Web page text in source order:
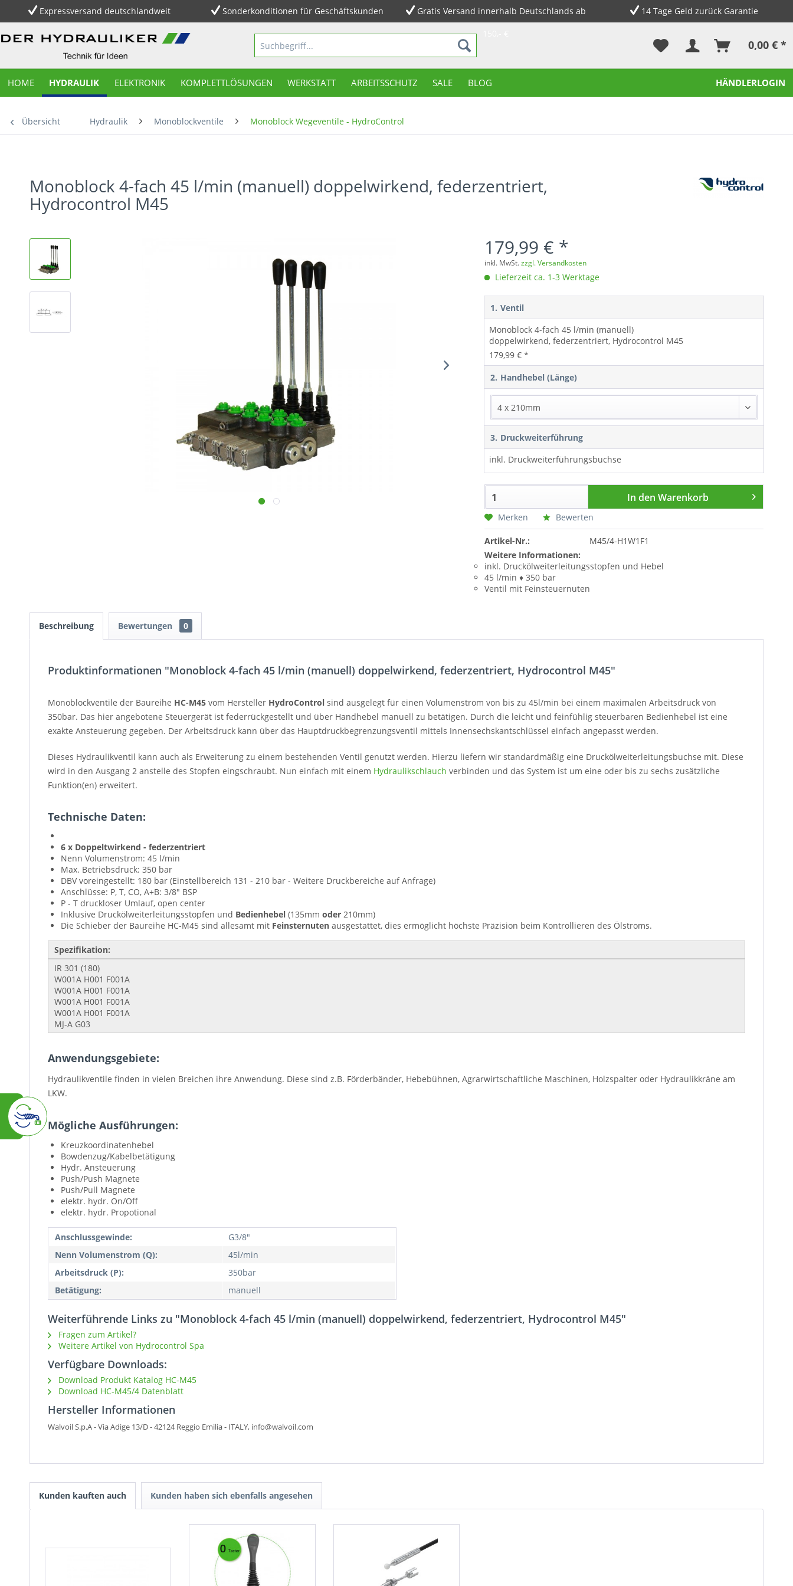
Expressversand deutschlandweit Sonderkonditionen für Geschäftskunden
Gratis Versand innerhalb Deutschlands ab
14 Tage Geld zurück Garantie
0,00 € *
HOME HYDRAULIK ELEKTRONIK KOMPLETTLÖSUNGEN WERKSTATT ARBEITSSCHUTZ SALE BLOG HÄNDLERLOGIN
Übersicht Hydraulik Monoblockventile Monoblock Wegeventile - HydroControl
Monoblock 4-fach 45 l/min (manuell) doppelwirkend, federzentriert,
Hydrocontrol M45
179,99 € *
inkl. MwSt.zzgl. Versandkosten
Lieferzeit ca. 1-3 Werktage
1. Ventil
Monoblock 4-fach 45 l/min (manuell)
doppelwirkend, federzentriert, Hydrocontrol M45
179,99 € *
2. Handhebel (Länge)
3. Druckweiterführung
inkl. Druckweiterführungsbuchse
In den Warenkorb
Merken Bewerten
Artikel-Nr.:
M45/4-H1W1F1
Weitere Informationen:
inkl. Druckölweiterleitungsstopfen und Hebel
45 l/min ♦ 350 bar
Ventil mit Feinsteuernuten
Beschreibung Bewertungen 0
Produktinformationen "Monoblock 4-fach 45 l/min (manuell) doppelwirkend, federzentriert, Hydrocontrol M45"
Monoblockventile der Baureihe HC-M45 vom Hersteller HydroControl sind ausgelegt für einen Volumenstrom von bis zu 45l/min bei einem maximalen Arbeitsdruck von
350bar. Das hier angebotene Steuergerät ist federrückgestellt und über Handhebel manuell zu betätigen. Durch die leicht und feinfühlig steuerbaren Bedienhebel ist eine
exakte Ansteuerung gegeben. Der Arbeitsdruck kann über das Hauptdruckbegrenzungsventil mittels Innensechskantschlüssel einfach angepasst werden.
Dieses Hydraulikventil kann auch als Erweiterung zu einem bestehenden Ventil genutzt werden. Hierzu liefern wir standardmäßig eine Druckölweiterleitungsbuchse mit. Diese
wird in den Ausgang 2 anstelle des Stopfen eingschraubt. Nun einfach mit einem Hydraulikschlauch verbinden und das System ist um eine oder bis zu sechs zusätzliche
Funktion(en) erweitert.
Technische Daten:
6 x Doppeltwirkend - federzentriert
Nenn Volumenstrom: 45 l/min
Max. Betriebsdruck: 350 bar
DBV voreingestellt: 180 bar (Einstellbereich 131 - 210 bar - Weitere Druckbereiche auf Anfrage)
Anschlüsse: P, T, CO, A+B: 3/8" BSP
P - T druckloser Umlauf, open center
Inklusive Druckölweiterleitungsstopfen und Bedienhebel (135mm oder 210mm)
Die Schieber der Baureihe HC-M45 sind allesamt mit Feinsternuten ausgestattet, dies ermöglicht höchste Präzision beim Kontrollieren des Ölstroms.
Spezifikation:
IR 301 (180)
W001A H001 F001A
W001A H001 F001A
W001A H001 F001A
W001A H001 F001A
MJ-A G03
Anwendungsgebiete:
Hydraulikventile finden in vielen Breichen ihre Anwendung. Diese sind z.B. Förderbänder, Hebebühnen, Agrarwirtschaftliche Maschinen, Holzspalter oder Hydraulikkräne am
LKW.
Mögliche Ausführungen:
Kreuzkoordinatenhebel
Bowdenzug/Kabelbetätigung
Hydr. Ansteuerung
Push/Push Magnete
Push/Pull Magnete
elektr. hydr. On/Off
elektr. hydr. Propotional
Anschlussgewinde:
G3/8"
Nenn Volumenstrom (Q):
45l/min
Arbeitsdruck (P):
350bar
Betätigung:
manuell
Weiterführende Links zu "Monoblock 4-fach 45 l/min (manuell) doppelwirkend, federzentriert, Hydrocontrol M45"
Fragen zum Artikel?
Weitere Artikel von Hydrocontrol Spa
Verfügbare Downloads:
Download Produkt Katalog HC-M45
Download HC-M45/4 Datenblatt
Hersteller Informationen
Walvoil S.p.A - Via Adige 13/D -42124 Reggio Emilia - ITALY, info@walvoil.com
Kunden kauften auch Kunden haben sich ebenfalls angesehen